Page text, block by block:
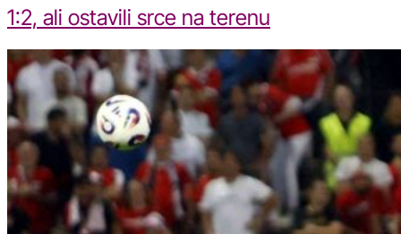
1:2, ali ostavili srce na terenu